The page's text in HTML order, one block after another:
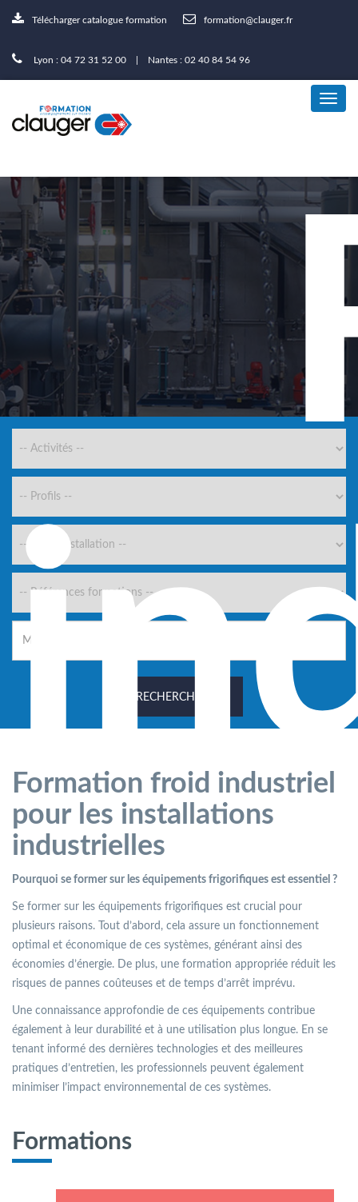
Télécharger catalogue formation formation@clauger.fr
Lyon : 04 72 31 52 00 | Nantes : 02 40 84 54 96
RECHERCHER
Formation froid industriel
pour les installations
industrielles
Pourquoi se former sur les équipements frigorifiques est essentiel ?
Se former sur les équipements frigorifiques est crucial pour
plusieurs raisons. Tout d’abord, cela assure un fonctionnement
optimal et économique de ces systèmes, générant ainsi des
économies d’énergie. De plus, une formation appropriée réduit les
risques de pannes coûteuses et de temps d’arrêt imprévu.
Une connaissance approfondie de ces équipements contribue
également à leur durabilité et à une utilisation plus longue. En se
tenant informé des dernières technologies et des meilleures
pratiques d’entretien, les professionnels peuvent également
minimiser l’impact environnemental de ces systèmes.
Formations